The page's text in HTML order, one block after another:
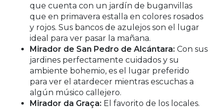
que cuenta con un jardín de buganvillas
que en primavera estalla en colores rosados
y rojos. Sus bancos de azulejos son el lugar
ideal para ver pasar la mañana.
Mirador de San Pedro de Alcántara: Con sus
jardines perfectamente cuidados y su
ambiente bohemio, es el lugar preferido
para ver el atardecer mientras escuchas a
algún músico callejero.
Mirador da Graça: El favorito de los locales.